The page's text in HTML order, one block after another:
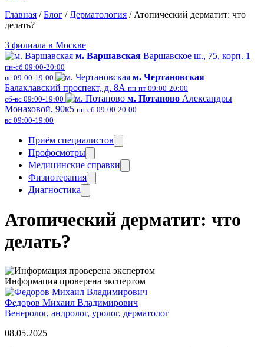
Главная /Блог / Дерматология / Атопический дерматит: что
делать?
3 филиала в Москве
м. Варшавская Варшавское ш., 75, корп. 1
пн-сб 09:00-20:00
вс 09:00-19:00
м. Чертановская
Балаклавский проспект, д. 8А пн-пт 09:00-20:00
сб-вс 09:00-19:00
м. Потапово Александры
Монаховой, 90к5 пн-сб 09:00-20:00
вс 09:00-19:00
Приём специалистов
Профосмотры
Медицинские справки
Физиотерапия
Диагностика
Атопический дерматит: что
делать?
Информация проверена экспертом
Федоров Михаил Владимирович
Венеролог, андролог, уролог, дерматолог
08.05.2025